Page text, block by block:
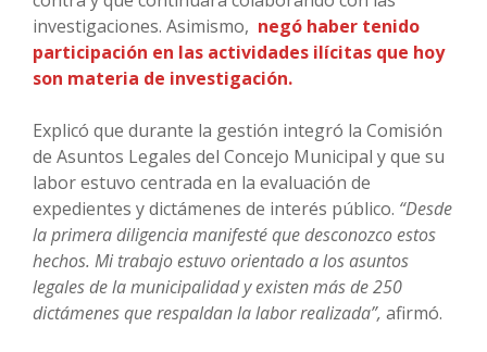
investigaciones. Asimismo, negó haber tenido
participación en las actividades ilícitas que hoy
son materia de investigación.
Explicó que durante la gestión integró la Comisión
de Asuntos Legales del Concejo Municipal y que su
labor estuvo centrada en la evaluación de
expedientes y dictámenes de interés público. “Desde
la primera diligencia manifesté que desconozco estos
hechos. Mi trabajo estuvo orientado a los asuntos
legales de la municipalidad y existen más de 250
dictámenes que respaldan la labor realizada”, afirmó.